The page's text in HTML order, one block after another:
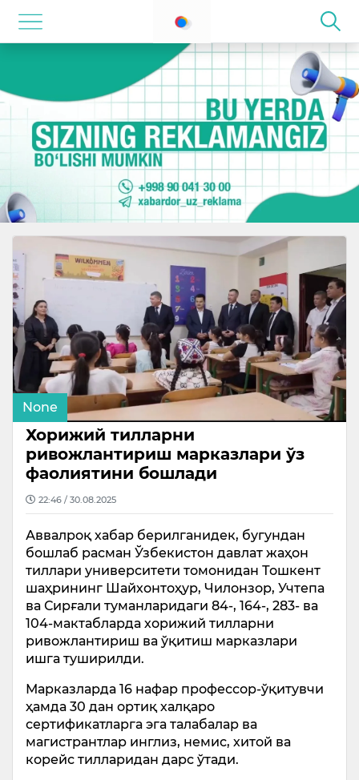
None
Хорижий тилларни
ривожлантириш марказлари ўз
фаолиятини бошлади
22:46 / 30.08.2025
Аввалроқ хабар берилганидек, бугундан
бошлаб расман Ўзбекистон давлат жаҳон
тиллари университети томонидан Тошкент
шаҳрининг Шайхонтоҳур, Чилонзор, Учтепа
ва Сирғали туманларидаги 84-, 164-, 283- ва
104-мактабларда хорижий тилларни
ривожлантириш ва ўқитиш марказлари
ишга туширилди.
Марказларда 16 нафар профессор-ўқитувчи
ҳамда 30 дан ортиқ халқаро
сертификатларга эга талабалар ва
магистрантлар инглиз, немис, хитой ва
корейс тилларидан дарс ўтади.